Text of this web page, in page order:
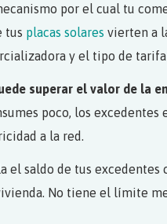
por el cual tu
tus placas solares vierten a
y el tipo de
superar el valor de la
poco, los
a la red.
el saldo de tus excedentes
No tiene el límite